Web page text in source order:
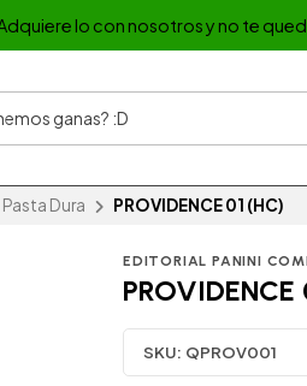
lo con nosotros y no te
Pasta Dura PROVIDENCE 01 (HC)
EDITORIAL PANINI
PROVIDENCE
SKU: QPROV001